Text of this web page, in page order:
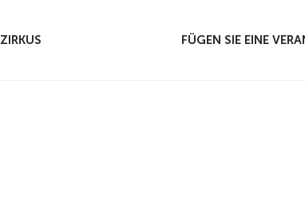
ZIRKUS FÜGEN SIE EINE